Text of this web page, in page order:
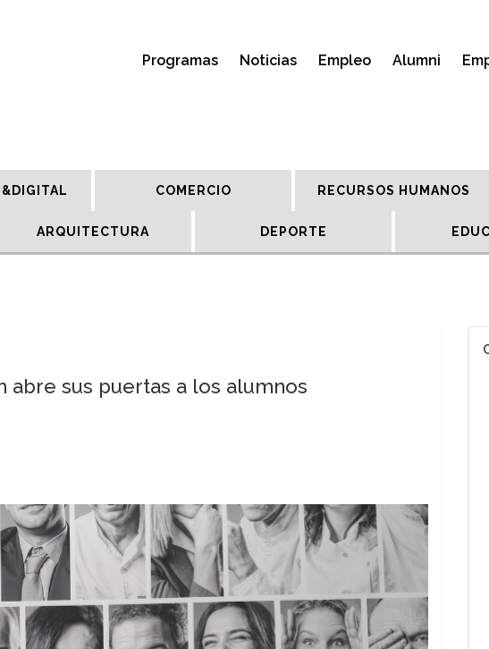
Programas Noticias Empleo Alumni
COMERCIO RECURSOS HUMANOS
ARQUITECTURA DEPORTE
abre sus puertas a los alumnos